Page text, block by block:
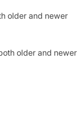
older and newer
older and newer